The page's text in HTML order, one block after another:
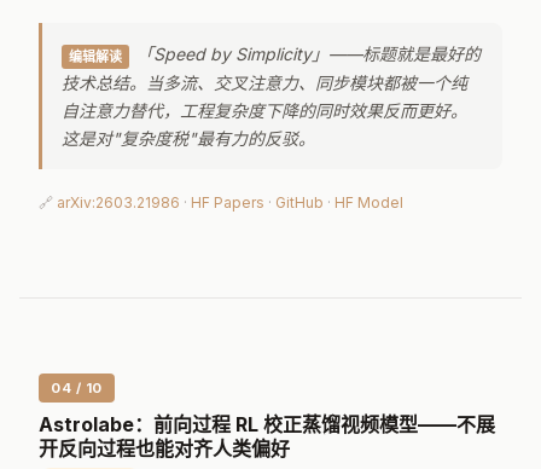
编辑解读
「Speed by Simplicity」——标题就是最好的
技术总结。当多流、交叉注意力、同步模块都被一个纯
自注意力替代，工程复杂度下降的同时效果反而更好。
这是对"复杂度税"最有力的反驳。
🔗 arXiv:2603.21986 · HF Papers · GitHub · HF Model
04 / 10
Astrolabe：前向过程 RL 校正蒸馏视频模型——不展
开反向过程也能对齐人类偏好